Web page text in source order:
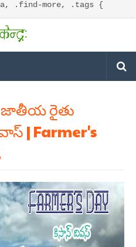
.find-more, .tags {
జాతీయ రైతు
| Farmer's